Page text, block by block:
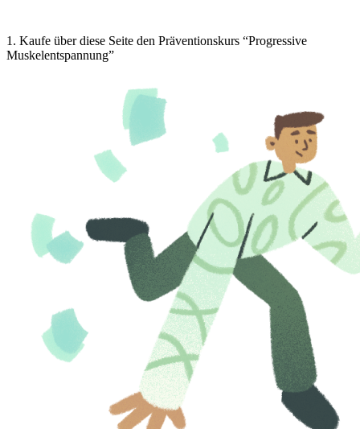
1. Kaufe über diese Seite den Präventionskurs “Progressive
Muskelentspannung”